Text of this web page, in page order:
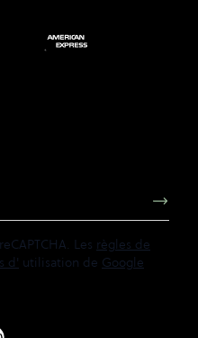
Les règles de
d' utilisation de Google